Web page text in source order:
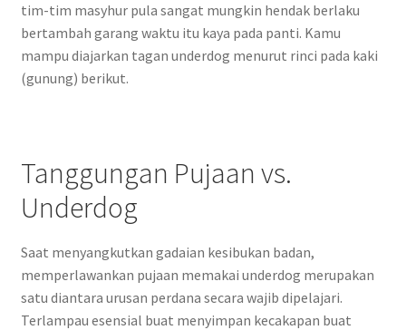
tim-tim masyhur pula sangat mungkin hendak berlaku
bertambah garang waktu itu kaya pada panti. Kamu
mampu diajarkan tagan underdog menurut rinci pada kaki
(gunung) berikut.
Tanggungan Pujaan vs.
Underdog
Saat menyangkutkan gadaian kesibukan badan,
memperlawankan pujaan memakai underdog merupakan
satu diantara urusan perdana secara wajib dipelajari.
Terlampau esensial buat menyimpan kecakapan buat